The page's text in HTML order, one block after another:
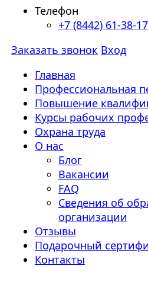
Телефон
+7 (8442) 61-38-17
Заказать звонок Вход
Главная
Профессиональная
Повышение
Курсы рабочих
Охрана труда
О нас
Блог
Вакансии
FAQ
Сведения об
организации
Отзывы
Подарочный
Контакты